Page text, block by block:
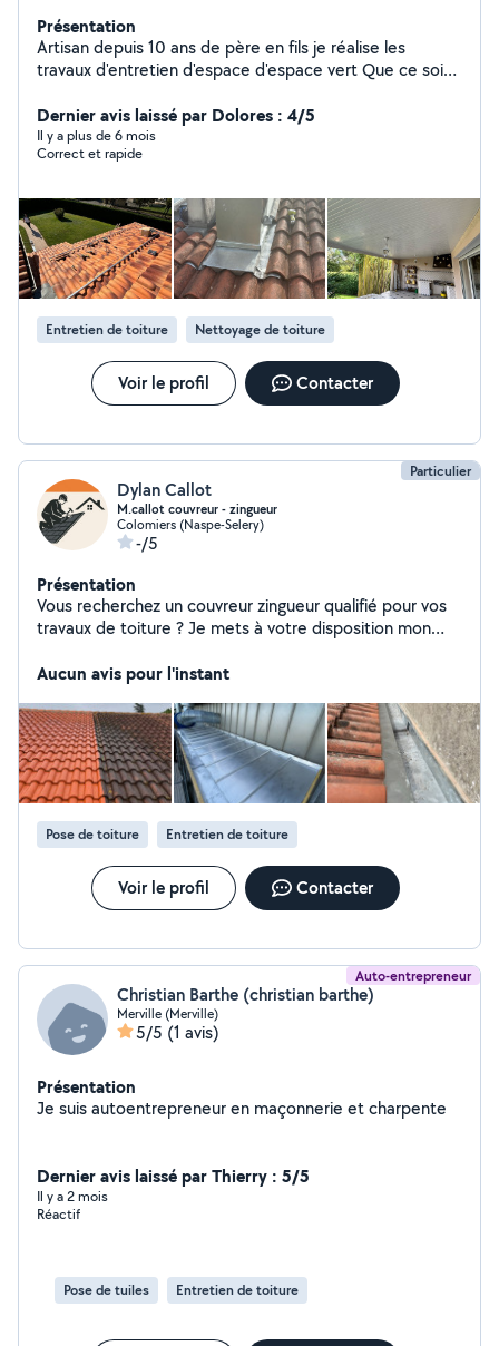
Présentation
Artisan depuis 10 ans de père en fils je réalise les
travaux d'entretien d'espace d'espace vert Que ce soit
réalise aussi les travaux de rénovation de toiture
zinguerie et peinture intérieur et extérieur Je me
déplace dans tous la haute Garonne Je suis équipe de
Remorque benne et tous le matériel nécessaire
Dernier avis laissé par Dolores : 4/5
Il y a plus de 6 mois
Correct et rapide
Entretien de toiture Nettoyage de toiture
Voir le profil Contacter
Particulier
Dylan Callot
M.callot couvreur - zingueur
Colomiers (Naspe-Selery)
-/5
Présentation
Vous recherchez un couvreur zingueur qualifié pour vos
travaux de toiture ? Je mets à votre disposition mon
pour tous vos besoins : Travaux de zinguerie :
et réparation de fuites Entretien et nettoyage de
toiture Contactez-moi pour plus d'informations
Aucun avis pour l'instant
Pose de toiture Entretien de toiture
Voir le profil Contacter
Auto-entrepreneur
Christian Barthe (christian barthe)
Merville (Merville)
5/5 (1 avis)
Présentation
Je suis autoentrepreneur en maçonnerie et charpente
Dernier avis laissé par Thierry : 5/5
Il y a 2 mois
Réactif
Pose de tuiles Entretien de toiture